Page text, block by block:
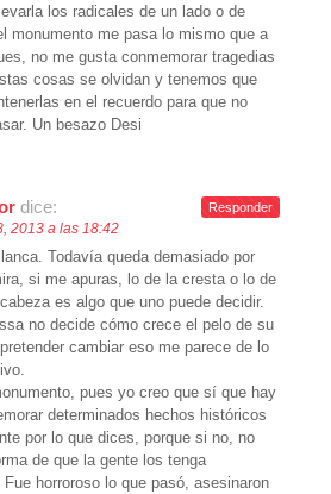
los radicales de un lado o de
monumento me pasa lo mismo que a
no me gusta conmemorar tragedias
cosas se olvidan y tenemos que
en el recuerdo para que no
Un besazo Desi
dice:
2013 a las 18:42
Todavía queda demasiado por
si me apuras, lo de la cresta o lo de
es algo que uno puede decidir.
no decide cómo crece el pelo de su
cambiar eso me parece de lo
pues yo creo que sí que hay
determinados hechos históricos
por lo que dices, porque si no, no
de que la gente los tenga
Fue horroroso lo que pasó, asesinaron
Responder